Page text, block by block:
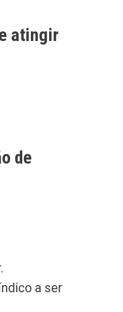
atingir
de
a ser